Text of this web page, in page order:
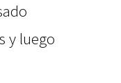
y luego